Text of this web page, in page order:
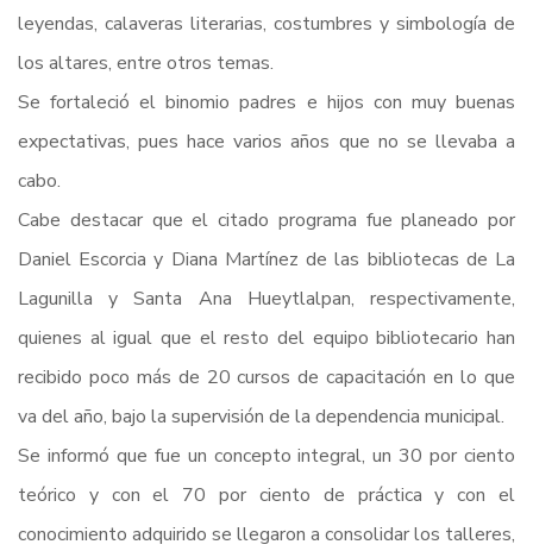
leyendas, calaveras literarias, costumbres y simbología de
los altares, entre otros temas.
Se fortaleció el binomio padres e hijos con muy buenas
expectativas, pues hace varios años que no se llevaba a
cabo.
Cabe destacar que el citado programa fue planeado por
Daniel Escorcia y Diana Martínez de las bibliotecas de La
Lagunilla y Santa Ana Hueytlalpan, respectivamente,
quienes al igual que el resto del equipo bibliotecario han
recibido poco más de 20 cursos de capacitación en lo que
va del año, bajo la supervisión de la dependencia municipal.
Se informó que fue un concepto integral, un 30 por ciento
teórico y con el 70 por ciento de práctica y con el
conocimiento adquirido se llegaron a consolidar los talleres,